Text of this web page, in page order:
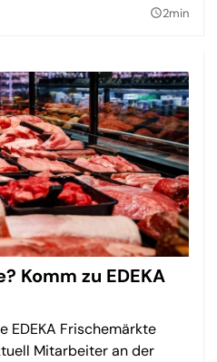
query_builder2min
Komm zu EDEKA
EDEKA Frischemärkte
Mitarbeiter an der